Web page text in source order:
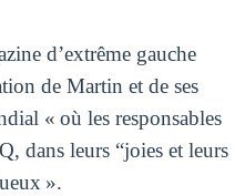
d’extrême gauche
de Martin et de ses
« où les responsables
dans leurs “joies et leurs
».